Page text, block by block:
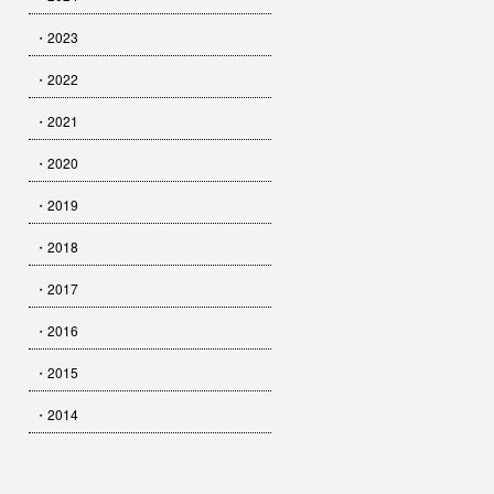
・2023
・2022
・2021
・2020
・2019
・2018
・2017
・2016
・2015
・2014